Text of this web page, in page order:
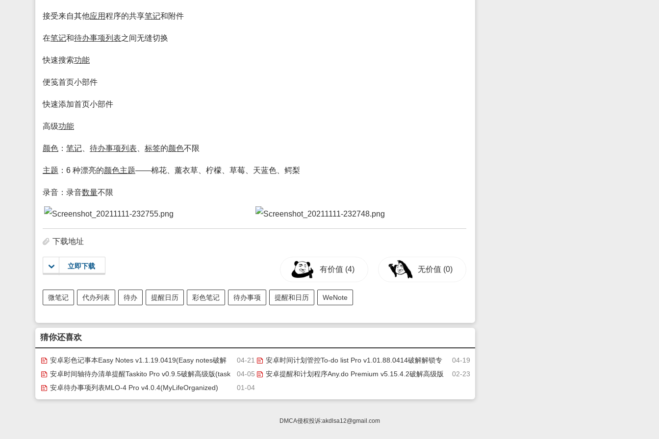
接受来自其他应用程序的共享笔记和附件
在笔记和待办事项列表之间无缝切换
快速搜索功能
便笺首页小部件
快速添加首页小部件
高级功能
颜色 ： 笔记 待办事项列表 标签的颜色不限
主题 ：6 种漂亮的颜色主题——棉花、薰衣草、柠檬、草莓、天蓝色、鳄梨
录音：录音数量不限
下载地址
立即下载 有价值 (4) 无价值 (0)
微笔记 代办列表 待办 提醒日历 彩色笔记 待办事项 提醒和日历 WeNote
猜你还喜欢
04-21
安卓彩色记事本Easy Notes v1.1.19.0419(Easy notes破解
版破解VIP)
04-19
安卓时间计划管控To-do list Pro v1.01.88.0414破解解锁专
业版(todolist下载安卓)
04-05
安卓时间轴待办清单提醒Taskito Pro v0.9.5破解高级版(task
ito破解版下载)
02-23
安卓提醒和计划程序Any.do Premium v5.15.4.2破解高级版
01-04
安卓待办事项列表MLO-4 Pro v4.0.4(MyLifeOrganized)
DMCA侵权投诉:akdlsa12@gmail.com